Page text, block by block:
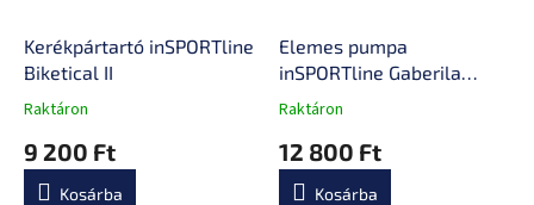
Kerékpártartó inSPORTline
Biketical II
A
átlagos
értékelése
Raktáron
9 200 Ft
Kosárba
Elemes pumpa
inSPORTline Gaberila
Power Bankkal és LED
A
átlagos
értékelése
Raktáron
12 800 Ft
Kosárba